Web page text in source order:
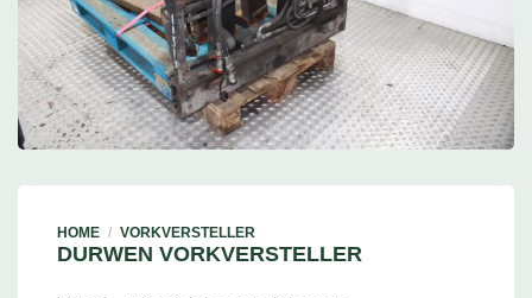
HOME / VORKVERSTELLER
DURWEN VORKVERSTELLER